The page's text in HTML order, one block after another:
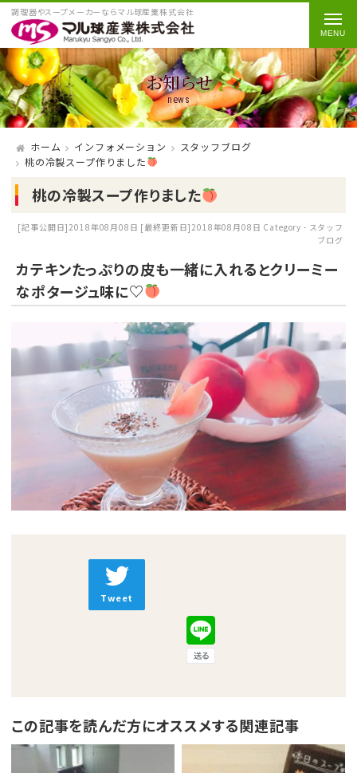
調理器やスープメーカーならマル球産業株式会社
お知らせ
news
ホーム インフォメーション
スタッフブログ
桃の冷製スープ作りました
桃の冷製スープ作りました
[記事公開日]2018年08月08日 [最終更新日]2018年08月08日 Category - スタッフ
ブログ
カテキンたっぷりの皮も一緒に入れるとクリーミー
なポタージュ味に♡
Tweet
この記事を読んだ方にオススメする関連記事